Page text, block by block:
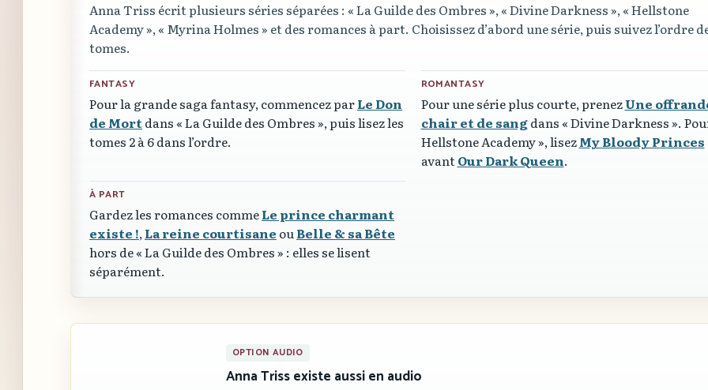
Anna Triss écrit plusieurs séries séparées : « La Guilde des Ombres »,« Divine Darkness »,« Hellstone
Academy »,« Myrina Holmes » et des romances à part. Choisissez d’abord une série, puis suivez l’ordre
tomes.
FANTASY
Pour la grande saga fantasy, commencez parLe Don
de Mortdans « La Guilde des Ombres », puis lisez les
tomes 2 à 6 dans l’ordre.
ROMANTASY
Pour une série plus courte, prenezUne
chair et de sangdans « Divine Darkness ».
Hellstone Academy », lisezMy Bloody Princes
avantOur Dark Queen.
À PART
Gardez les romances commeLe prince charmant
existe !,La reine courtisane ouBelle & sa Bête
hors de« La Guilde des Ombres » : elles se lisent
séparément.
OPTION AUDIO
Anna Triss existe aussi en audio